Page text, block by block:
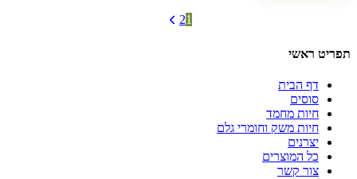
1
2
תפריט ראשי
דף הבית
סוסים
חיות מחמד
חיות משק וחומרי גלם
יצרנים
כל המוצרים
צור קשר